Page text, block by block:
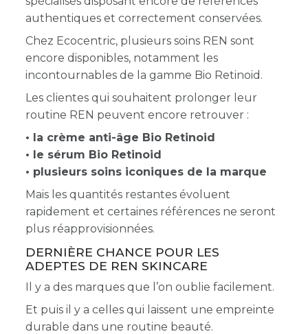
authentiques et correctement conservées.
Chez Ecocentric, plusieurs soins REN sont
encore disponibles, notamment les
incontournables de la gamme Bio Retinoid.
Les clientes qui souhaitent prolonger leur
routine REN peuvent encore retrouver :
• la crème anti-âge Bio Retinoid
• le sérum Bio Retinoid
• plusieurs soins iconiques de la marque
Mais les quantités restantes évoluent
rapidement et certaines références ne seront
plus réapprovisionnées.
DERNIÈRE CHANCE POUR LES
ADEPTES DE REN SKINCARE
Il y a des marques que l’on oublie facilement.
Et puis il y a celles qui laissent une empreinte
durable dans une routine beauté.